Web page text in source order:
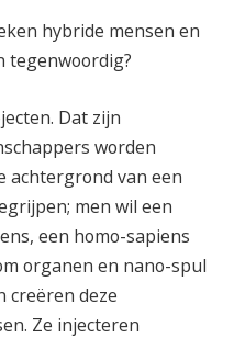
hybride mensen en
tegenwoordig?
Dat zijn
worden
achtergrond van een
men wil een
een homo-sapiens
organen en nano-spul
creëren deze
Ze injecteren